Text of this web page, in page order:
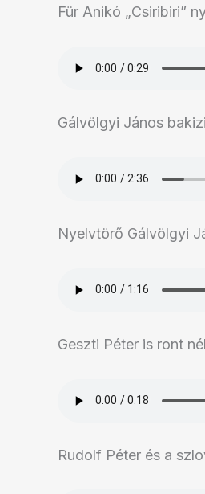
Für Anikó „Csiribiri”
Gálvölgyi János
Nyelvtörő Gálvölgyi
Geszti Péter is ront
Rudolf Péter és a